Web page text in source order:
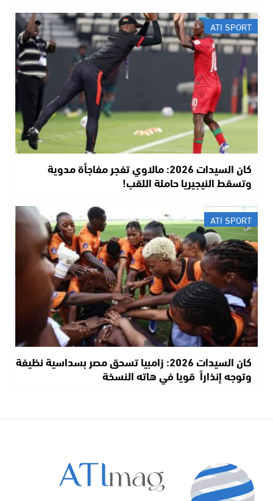
ATI SPORT
كان السيدات 2026: مالاوي تفجر مفاجأة مدوية
وتسقط النيجيريا حاملة اللقب!
ATI SPORT
كان السيدات 2026: زامبيا تسحق مصر بسداسية نظيفة
وتوجه إنذاراً قويا في هاته النسخة